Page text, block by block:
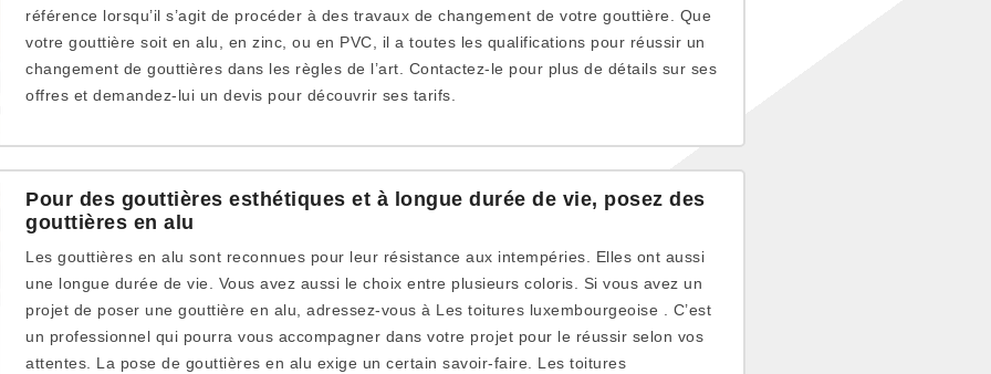
référence lorsqu’il s’agit de procéder à des travaux de changement de votre gouttière. Que
votre gouttière soit en alu, en zinc, ou en PVC, il a toutes les qualifications pour réussir un
changement de gouttières dans les règles de l’art. Contactez-le pour plus de détails sur ses
offres et demandez-lui un devis pour découvrir ses tarifs.
Pour des gouttières esthétiques et à longue durée de vie, posez des
gouttières en alu
Les gouttières en alu sont reconnues pour leur résistance aux intempéries. Elles ont aussi
une longue durée de vie. Vous avez aussi le choix entre plusieurs coloris. Si vous avez un
projet de poser une gouttière en alu, adressez-vous à Les toitures luxembourgeoise . C’est
un professionnel qui pourra vous accompagner dans votre projet pour le réussir selon vos
attentes. La pose de gouttières en alu exige un certain savoir-faire. Les toitures